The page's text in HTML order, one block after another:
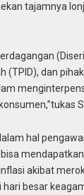
tajamnya
(TPID), dan
hal
akibat
besar